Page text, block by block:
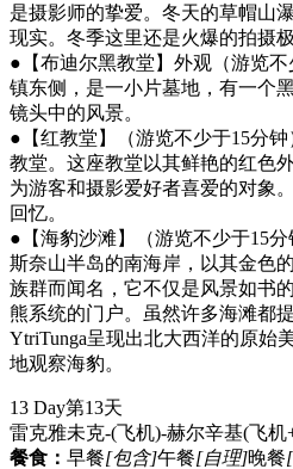
是摄影师的挚爱。冬天的草帽山
现实。冬季这里还是火爆的拍摄极
●【布迪尔黑教堂】外观（游览不
镇东侧，是一小片墓地，有一个
镜头中的风景。
●【红教堂】（游览不少于15分钟
教堂。这座教堂以其鲜艳的红色
为游客和摄影爱好者喜爱的对象
回忆。
●【海豹沙滩】（游览不少于15
斯奈山半岛的南海岸，以其金色
族群而闻名，它不仅是风景如书
熊系统的门户。虽然许多海滩都
YtriTunga呈现出北大西洋的原始
地观察海豹。
13 Day第13天
雷克雅未克-(飞机)-赫尔辛基(飞机
餐食： 早餐[包含]午餐[自理]晚餐